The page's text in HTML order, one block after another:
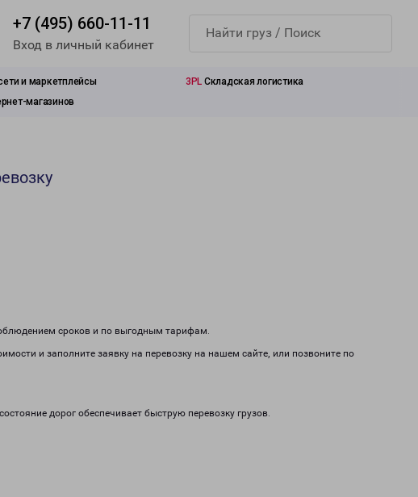
+7 (495) 660-11-11
Вход в личный кабинет
и маркетплейсы 3PL Складская логистика
магазинов
сроков и по выгодным тарифам.
и заполните заявку на перевозку на нашем сайте, или позвоните по
дорог обеспечивает быструю перевозку грузов.